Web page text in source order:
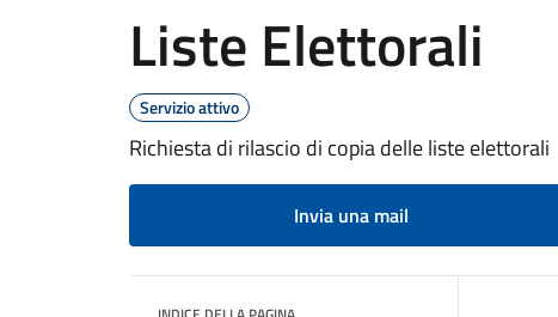
Liste Elettorali
Servizio attivo
Richiesta di rilascio di copia delle liste elettorali
Invia una mail